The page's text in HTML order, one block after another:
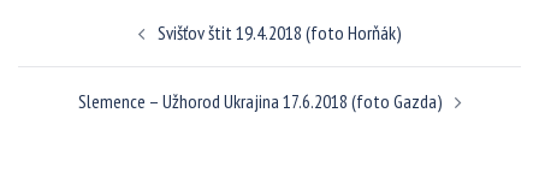
článkami
Svišťov štit 19.4.2018 (foto Horňák)
Slemence – Užhorod Ukrajina 17.6.2018 (foto Gazda)